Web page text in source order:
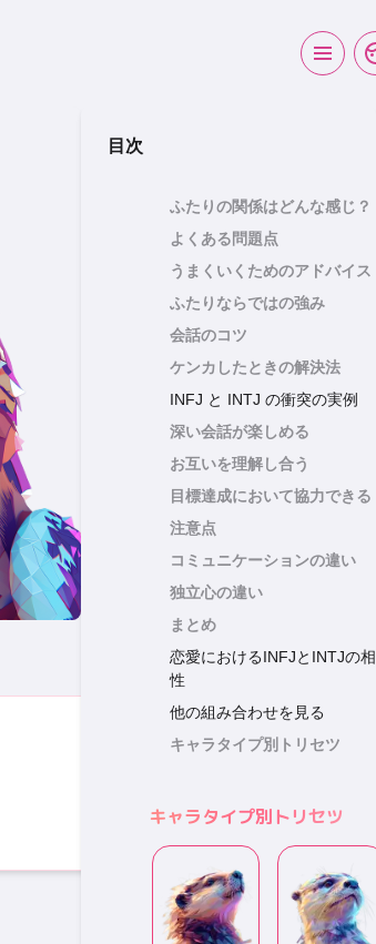
目次
ふたりの関係はどんな感じ？
よくある問題点
うまくいくためのアドバイス
ふたりならではの強み
会話のコツ
ケンカしたときの解決法
INFJ と INTJ の衝突の実例
深い会話が楽しめる
お互いを理解し合う
目標達成において協力できる
注意点
コミュニケーションの違い
独立心の違い
まとめ
恋愛におけるINFJとINTJの相
性
他の組み合わせを見る
キャラタイプ別トリセツ
キャラタイプ別トリセツ